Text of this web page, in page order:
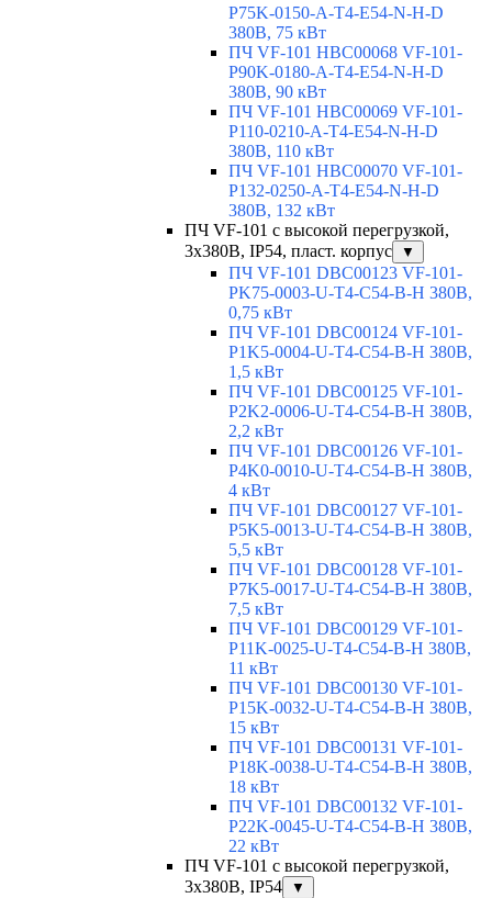
P75K-0150-A-T4-E54-N-H-D
380В, 75 кВт
ПЧ VF-101 HBC00068 VF-101-
P90K-0180-A-T4-E54-N-H-D
380В, 90 кВт
ПЧ VF-101 HBC00069 VF-101-
P110-0210-A-T4-E54-N-H-D
380В, 110 кВт
ПЧ VF-101 HBC00070 VF-101-
P132-0250-A-T4-E54-N-H-D
380В, 132 кВт
ПЧ VF-101 с высокой перегрузкой,
3х380В, IP54, пласт. корпус
▼
ПЧ VF-101 DBC00123 VF-101-
PK75-0003-U-T4-C54-B-H 380В,
0,75 кВт
ПЧ VF-101 DBC00124 VF-101-
P1K5-0004-U-T4-C54-B-H 380В,
1,5 кВт
ПЧ VF-101 DBC00125 VF-101-
P2K2-0006-U-T4-C54-B-H 380В,
2,2 кВт
ПЧ VF-101 DBC00126 VF-101-
P4K0-0010-U-T4-C54-B-H 380В,
4 кВт
ПЧ VF-101 DBC00127 VF-101-
P5K5-0013-U-T4-C54-B-H 380В,
5,5 кВт
ПЧ VF-101 DBC00128 VF-101-
P7K5-0017-U-T4-C54-B-H 380В,
7,5 кВт
ПЧ VF-101 DBC00129 VF-101-
P11K-0025-U-T4-C54-B-H 380В,
11 кВт
ПЧ VF-101 DBC00130 VF-101-
P15K-0032-U-T4-C54-B-H 380В,
15 кВт
ПЧ VF-101 DBC00131 VF-101-
P18K-0038-U-T4-C54-B-H 380В,
18 кВт
ПЧ VF-101 DBC00132 VF-101-
P22K-0045-U-T4-C54-B-H 380В,
22 кВт
ПЧ VF-101 с высокой перегрузкой,
3х380В, IP54
▼